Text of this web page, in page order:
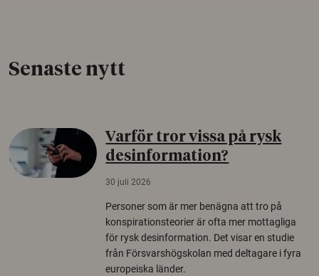
Senaste nytt
Varför tror vissa på rysk
desinformation?
30 juli 2026
Personer som är mer benägna att tro på
konspirationsteorier är ofta mer mottagliga
för rysk desinformation. Det visar en studie
från Försvarshögskolan med deltagare i fyra
europeiska länder.